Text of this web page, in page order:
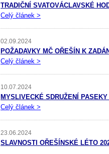
TRADIČNÍ SVATOVÁCLAVSKÉ
Celý článek >
02.09.2024
POŽADAVKY MČ OŘEŠÍN K
Celý článek >
10.07.2024
MYSLIVECKÉ SDRUŽENÍ
Celý článek >
23.06.2024
SLAVNOSTI OŘEŠÍNSKÉ LÉTO